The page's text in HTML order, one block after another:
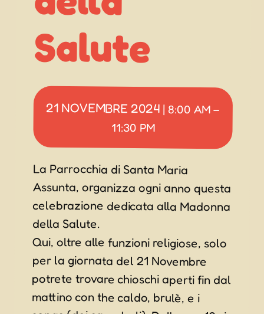
Salute
21 NOVEMBRE 2024 | 8:00 AM –
11:30 PM
La Parrocchia di Santa Maria
Assunta, organizza ogni anno questa
celebrazione dedicata alla Madonna
della Salute.
Qui, oltre alle funzioni religiose, solo
per la giornata del 21 Novembre
potrete trovare chioschi aperti fin dal
mattino con the caldo, brulè, e i
sopas (dei canederli). Dalle ore 13 ci
sarà il pranzo comunitario. La
giornata proseguirà con il mercato in
piazza, castagnata, la lotteria e la